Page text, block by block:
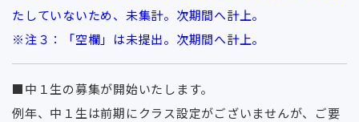
たしていないため、未集計。次期間へ計上。
※注３：「空欄」は未提出。次期間へ計上。
■中１生の募集が開始いたします。
例年、中１生は前期にクラス設定がございませんが、ご要